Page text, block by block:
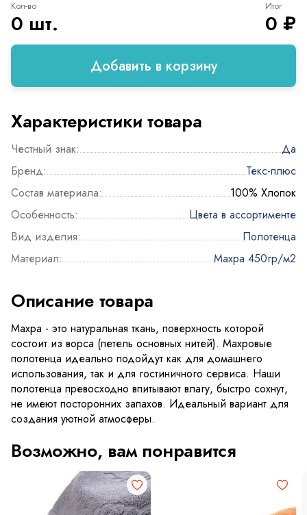
Кол-во
0 шт.
Итог
0 ₽
Добавить в корзину
Характеристики товара
Честный знак:
Да
Бренд:
Текс-плюс
Состав материала:
100% Хлопок
Особенность:
Цвета в ассортименте
Вид изделия:
Полотенца
Материал:
Махра 450гр/м2
Описание товара
Махра - это натуральная ткань, поверхность которой
состоит из ворса (петель основных нитей). Махровые
полотенца идеально подойдут как для домашнего
использования, так и для гостиничного сервиса. Наши
полотенца превосходно впитывают влагу, быстро сохнут,
не имеют посторонних запахов. Идеальный вариант для
создания уютной атмосферы.
Возможно, вам понравится